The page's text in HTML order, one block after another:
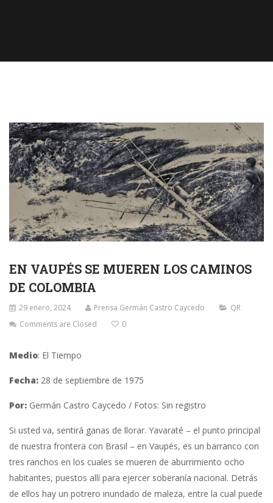
EN VAUPÉS SE MUEREN LOS CAMINOS
DE COLOMBIA
29 enero, 2024 Prensa Germán Castro Caycedo
QR
Comments are Closed
0
Medio: El Tiempo
Fecha: 28 de septiembre de 1975
Por: Germán Castro Caycedo / Fotos: Sin registro
Si usted va, sentirá ganas de llorar. Yavaraté – el punto principal
de nuestra frontera con Brasil – en Vaupés, es un barranco con
tres ranchos en los cuales se mueren de aburrimiento ocho
habitantes, puestos allí para ejercer soberanía nacional. Detrás
de ellos hay un potrero inundado de maleza, entre la cual puede